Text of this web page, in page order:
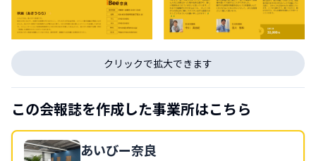
クリックで拡大できます
この会報誌を作成した事業所はこちら
あいびー奈良